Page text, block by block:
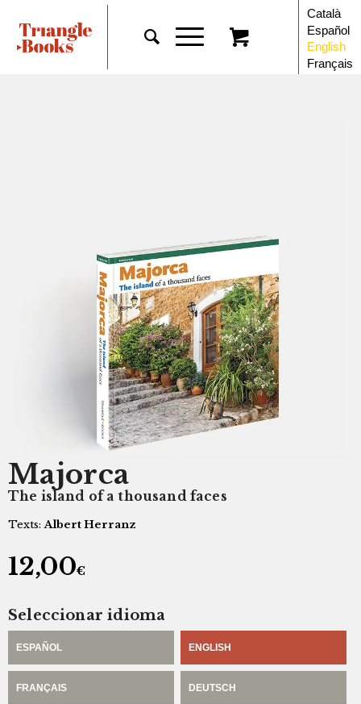
Català
Español
English
Français
Majorca
The island of a thousand faces
Texts:Albert Herranz
12,00€
Seleccionar idioma
ESPAÑOL ENGLISH
FRANÇAIS DEUTSCH